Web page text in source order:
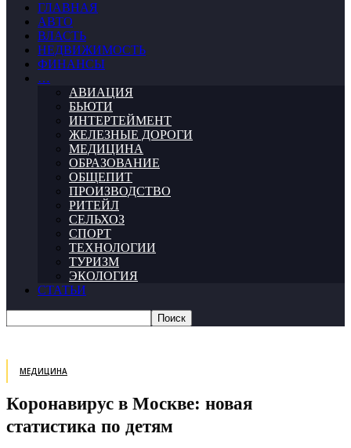
ГЛАВНАЯ
АВТО
ВЛАСТЬ
НЕДВИЖИМОСТЬ
ФИНАНСЫ
…
АВИАЦИЯ
БЬЮТИ
ИНТЕРТЕЙМЕНТ
ЖЕЛЕЗНЫЕ ДОРОГИ
МЕДИЦИНА
ОБРАЗОВАНИЕ
ОБЩЕПИТ
ПРОИЗВОДСТВО
РИТЕЙЛ
СЕЛЬХОЗ
СПОРТ
ТЕХНОЛОГИИ
ТУРИЗМ
ЭКОЛОГИЯ
СТАТЬИ
МЕДИЦИНА
Коронавирус в Москве: новая
статистика по детям